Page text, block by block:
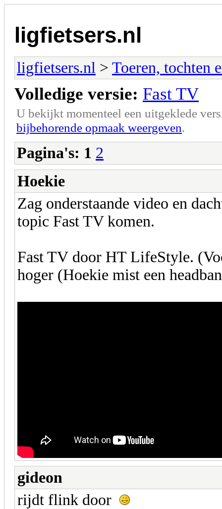
ligfietsers.nl
ligfietsers.nl > Toeren, tochten
Volledige versie: Fast TV
U bekijkt momenteel een uitgeklede
bijbehorende opmaak weergeven.
Pagina's: 1 2
Hoekie
Zag onderstaande video en
topic Fast TV komen.
Fast TV door HT LifeStyle.
hoger (Hoekie mist een
gideon
rijdt flink door